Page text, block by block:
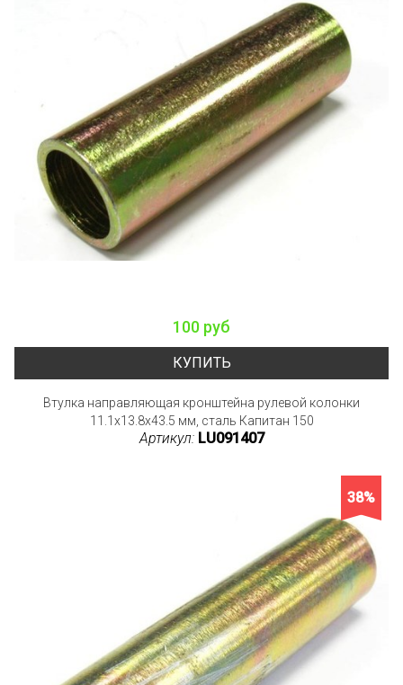
100 руб
КУПИТЬ
Втулка направляющая кронштейна рулевой колонки
11.1x13.8x43.5 мм, сталь Капитан 150
Артикул: LU091407
38%